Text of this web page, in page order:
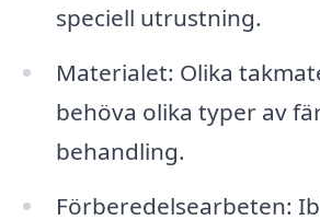
speciell utrustning.
Materialet: Olika
behöva olika typer av
behandling.
Förberedelsearbeten: